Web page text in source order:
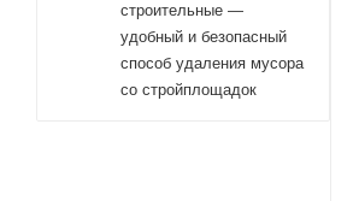
строительные —
удобный и безопасный
способ удаления мусора
со стройплощадок